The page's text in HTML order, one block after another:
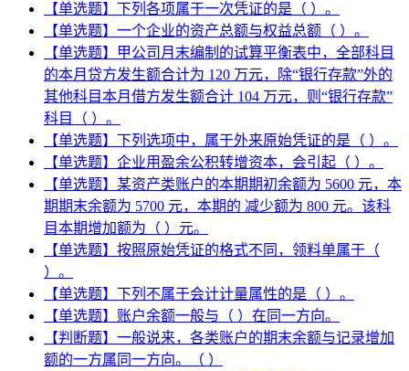
【单选题】下列各项属于一次凭证的是（ ）。
【单选题】一个企业的资产总额与权益总额（ ）。
【单选题】甲公司月末编制的试算平衡表中，全部科目
的本月贷方发生额合计为 120 万元，除“银行存款”外的
其他科目本月借方发生额合计 104 万元，则“银行存款”
科目（ ）。
【单选题】下列选项中，属于外来原始凭证的是（ ）。
【单选题】企业用盈余公积转增资本，会引起（ ）。
【单选题】某资产类账户的本期期初余额为 5600 元，本
期期末余额为 5700 元，本期的 减少额为 800 元。该科
目本期增加额为（ ）元。
【单选题】按照原始凭证的格式不同，领料单属于（
）。
【单选题】下列不属于会计计量属性的是（ ）。
【单选题】账户余额一般与（ ）在同一方向。
【判断题】一般说来，各类账户的期末余额与记录增加
额的一方属同一方向。（ ）